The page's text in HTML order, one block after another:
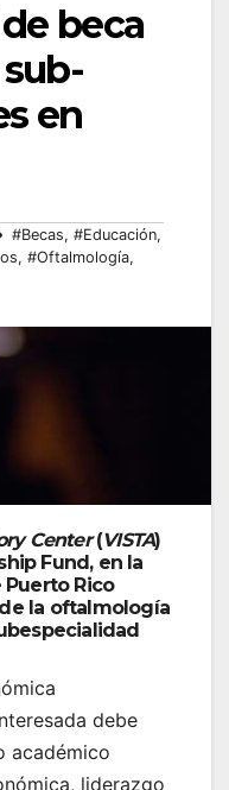
beca
en
#Becas, #Educación,
, #Oftalmología,
Center(VISTA)
Fund , en la
Rico
de la oftalmología
debe
académico
liderazgo